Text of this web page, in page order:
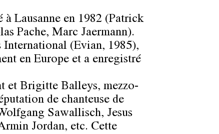
Lausanne en 1982 (Patrick
Pache, Marc Jaermann).
International (Evian, 1985),
en Europe et a enregistré
et Brigitte Balleys, mezzo-
de chanteuse de
Sawallisch, Jesus
Jordan, etc. Cette